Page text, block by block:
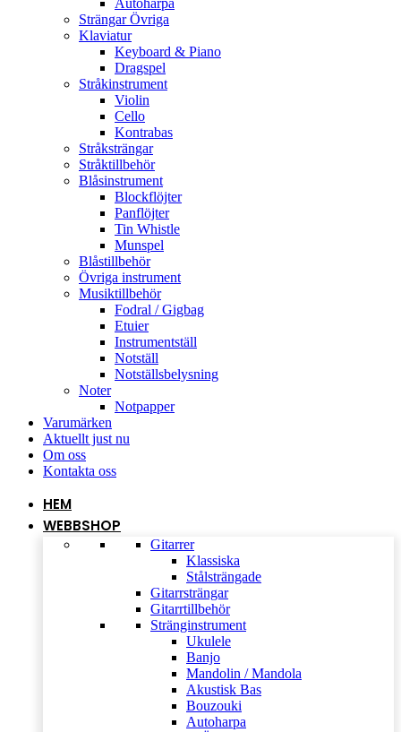
Autoharpa
Strängar Övriga
Klaviatur
Keyboard & Piano
Dragspel
Stråkinstrument
Violin
Cello
Kontrabas
Stråksträngar
Stråktillbehör
Blåsinstrument
Blockflöjter
Panflöjter
Tin Whistle
Munspel
Blåstillbehör
Övriga instrument
Musiktillbehör
Fodral / Gigbag
Etuier
Instrumentställ
Notställ
Notställsbelysning
Noter
Notpapper
Varumärken
Aktuellt just nu
Om oss
Kontakta oss
HEM
WEBBSHOP
Gitarrer
Klassiska
Stålsträngade
Gitarrsträngar
Gitarrtillbehör
Stränginstrument
Ukulele
Banjo
Mandolin / Mandola
Akustisk Bas
Bouzouki
Autoharpa